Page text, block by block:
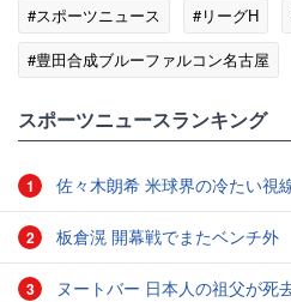
#スポーツニュース #リーグH
#豊田合成ブルーファルコン名古屋
スポーツニュースランキング
1 佐々木朗希 米球界の冷たい視
2 板倉滉 開幕戦でまたベンチ外
3 ヌートバー 日本人の祖父が死